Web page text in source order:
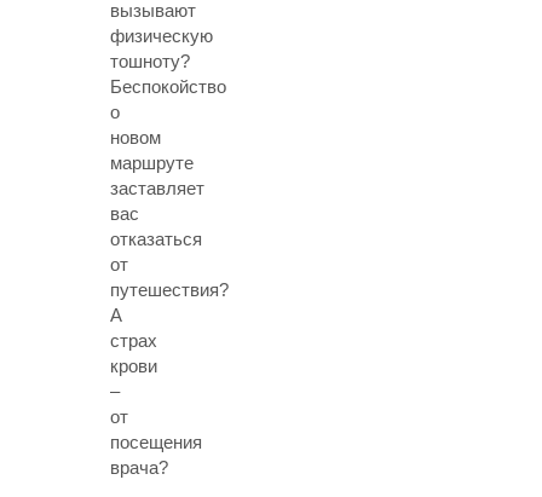
вызывают
физическую
тошноту?
Беспокойство
о
новом
маршруте
заставляет
вас
отказаться
от
путешествия?
А
страх
крови
–
от
посещения
врача?